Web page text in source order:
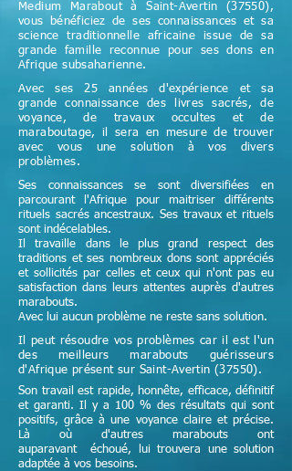
Medium Marabout à Saint-Avertin (37550),
vous bénéficiez de ses connaissances et sa
sciencetraditionnelleafricaine issue de sa
grande famille reconnue pour ses dons en
Afrique subsaharienne.
Avec ses 25 années d'expérience et sa
grande connaissance des livres sacrés, de
voyance, de travaux occultes et de
maraboutage, il sera en mesure de trouver
avec vous une solution à vos divers
problèmes.
Ses connaissances se sont diversifiées en
parcourant l'Afrique pour maitriser différents
rituels sacrés ancestraux. Ses travaux et rituels
sont indécelables.
Il travaille dans le plus grand respect des
traditions et ses nombreux dons sont appréciés
et sollicités par celles et ceux qui n'ont pas eu
satisfaction dans leurs attentes auprès d'autres
marabouts.
Avec lui aucun problème ne reste sans solution.
Il peut résoudre vos problèmes car il est l'un
des meilleurs marabouts guérisseurs
d'Afrique présent sur Saint-Avertin (37550).
Son travail est rapide, honnête, efficace, définitif
et garanti. Il y a 100 % des résultats qui sont
positifs, grâce à une voyance claire et précise.
Là où d'autres marabouts ont
auparavant échoué, lui trouvera une solution
adaptée à vos besoins.